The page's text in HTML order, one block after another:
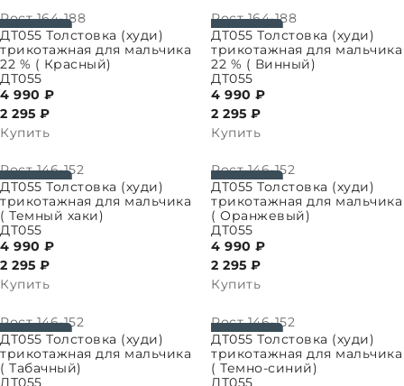
Рост 164-188
ДТ055 Толстовка (худи)
трикотажная для мальчика
22 % ( Красный)
ДТ055
4 990 ₽
2 295 ₽
Купить
Рост 164-188
ВЫБРАТЬ ПАРАМЕТРЫДТ055 Толстовка (худи)
трикотажная для мальчика
22 % ( Винный)
ДТ055
4 990 ₽
2 295 ₽
Купить
Рост 146-152
ДТ055 Толстовка (худи)
трикотажная для мальчика
( Темный хаки)
ДТ055
4 990 ₽
2 295 ₽
Купить
Рост 146-152
ВЫБРАТЬ ПАРАМЕТРЫДТ055 Толстовка (худи)
трикотажная для мальчика
( Оранжевый)
ДТ055
4 990 ₽
2 295 ₽
Купить
Рост 146-152
ДТ055 Толстовка (худи)
трикотажная для мальчика
( Табачный)
ДТ055
Рост 146-152
ВЫБРАТЬ ПАРАМЕТРЫДТ055 Толстовка (худи)
трикотажная для мальчика
( Темно-синий)
ДТ055